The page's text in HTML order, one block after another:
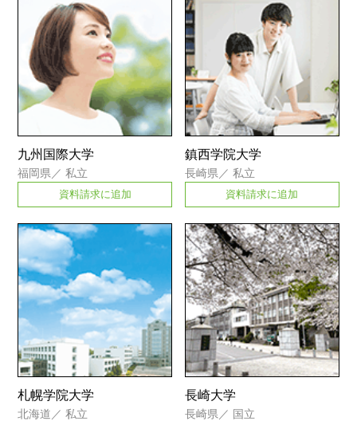
九州国際大学
福岡県 ／私立
資料請求に追加
鎮西学院大学
長崎県 ／私立
資料請求に追加
札幌学院大学
北海道 ／私立
長崎大学
長崎県 ／ 国立